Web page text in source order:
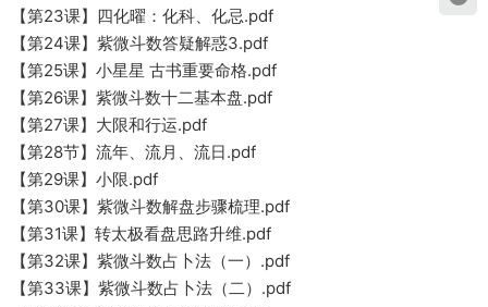
【第23课】四化曜：化科、化忌.pdf
【第24课】紫微斗数答疑解惑3.pdf
【第25课】小星星 古书重要命格.pdf
【第26课】紫微斗数十二基本盘.pdf
【第27课】大限和行运.pdf
【第28节】流年、流月、流日.pdf
【第29课】小限.pdf
【第30课】紫微斗数解盘步骤梳理.pdf
【第31课】转太极看盘思路升维.pdf
【第32课】紫微斗数占卜法（一）.pdf
【第33课】紫微斗数占卜法（二）.pdf